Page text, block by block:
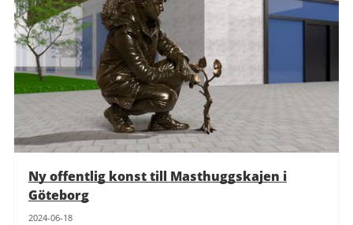
Ny offentlig konst till Masthuggskajen i
Göteborg
2024-06-18